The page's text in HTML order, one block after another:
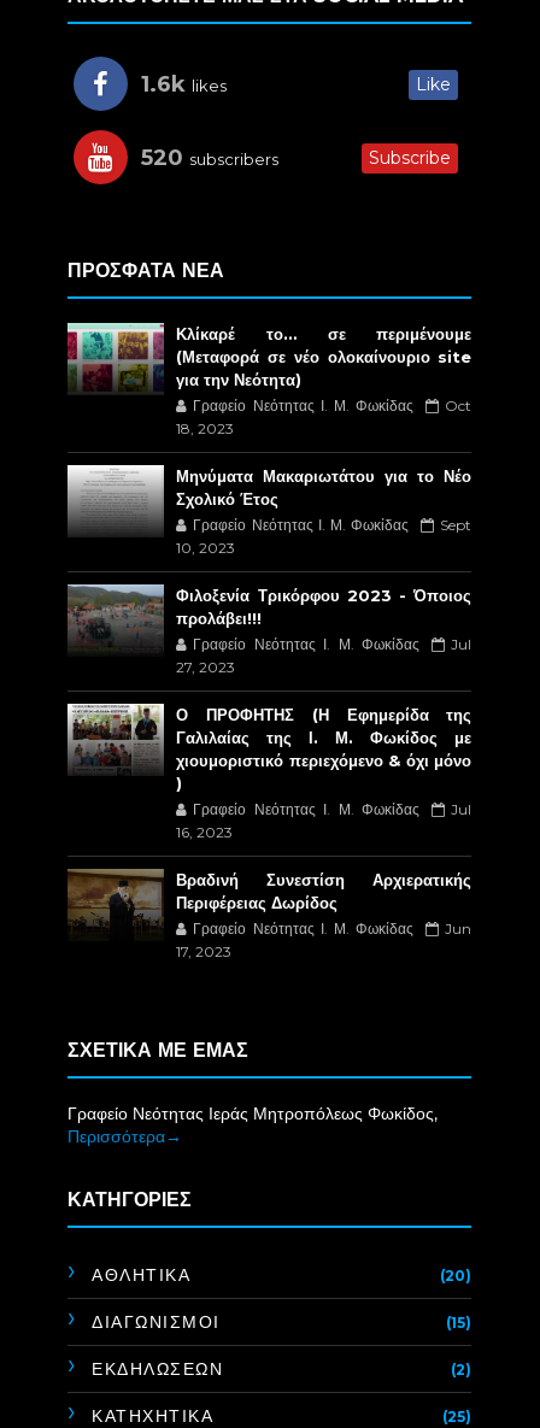
1.6k likes Like
520 subscribers Subscribe
ΠΡΟΣΦΑΤΑ ΝΕΑ
Κλίκαρέ το… σε περιμένουμε
(Μεταφορά σε νέο ολοκαίνουριο site
για την Νεότητα)
Γραφείο Νεότητας Ι. Μ. Φωκίδας
Oct
18, 2023
Μηνύματα Μακαριωτάτου για το Νέο
Σχολικό Έτος
Γραφείο Νεότητας Ι. Μ. Φωκίδας
Sept
10, 2023
Φιλοξενία Τρικόρφου 2023 - Όποιος
προλάβει!!!
Γραφείο Νεότητας Ι. Μ. Φωκίδας
Jul
27, 2023
Ο ΠΡΟΦΗΤΗΣ (Η Εφημερίδα της
Γαλιλαίας της Ι. Μ. Φωκίδος με
χιουμοριστικό περιεχόμενο & όχι μόνο
)
Γραφείο Νεότητας Ι. Μ. Φωκίδας
Jul
16, 2023
Βραδινή Συνεστίση Αρχιερατικής
Περιφέρειας Δωρίδος
Γραφείο Νεότητας Ι. Μ. Φωκίδας
Jun
17, 2023
ΣΧΕΤΙΚΑ ΜΕ ΕΜΑΣ
Γραφείο Νεότητας Ιεράς Μητροπόλεως Φωκίδος,
Περισσότερα→
ΚΑΤΗΓΟΡΙΕΣ
ΑΘΛΗΤΙΚΑ (20)
ΔΙΑΓΩΝΙΣΜΟΙ (15)
ΕΚΔΗΛΩΣΕΩΝ (2)
ΚΑΤΗΧΗΤΙΚΑ (25)